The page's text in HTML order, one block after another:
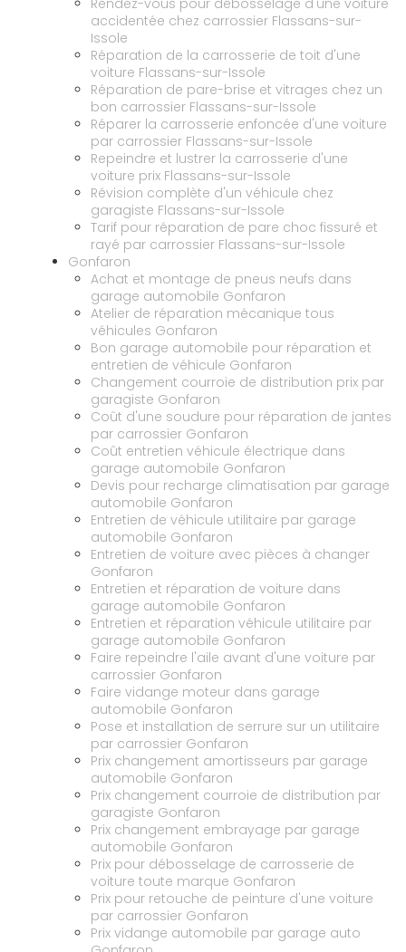
Rendez-vous pour débosselage d'une voiture
accidentée chez carrossier Flassans-sur-
Issole
Réparation de la carrosserie de toit d'une
voiture Flassans-sur-Issole
Réparation de pare-brise et vitrages chez un
bon carrossier Flassans-sur-Issole
Réparer la carrosserie enfoncée d'une voiture
par carrossier Flassans-sur-Issole
Repeindre et lustrer la carrosserie d'une
voiture prix Flassans-sur-Issole
Révision complète d'un véhicule chez
garagiste Flassans-sur-Issole
Tarif pour réparation de pare choc fissuré et
rayé par carrossier Flassans-sur-Issole
Gonfaron
Achat et montage de pneus neufs dans
garage automobile Gonfaron
Atelier de réparation mécanique tous
véhicules Gonfaron
Bon garage automobile pour réparation et
entretien de véhicule Gonfaron
Changement courroie de distribution prix par
garagiste Gonfaron
Coût d'une soudure pour réparation de jantes
par carrossier Gonfaron
Coût entretien véhicule électrique dans
garage automobile Gonfaron
Devis pour recharge climatisation par garage
automobile Gonfaron
Entretien de véhicule utilitaire par garage
automobile Gonfaron
Entretien de voiture avec pièces à changer
Gonfaron
Entretien et réparation de voiture dans
garage automobile Gonfaron
Entretien et réparation véhicule utilitaire par
garage automobile Gonfaron
Faire repeindre l'aile avant d'une voiture par
carrossier Gonfaron
Faire vidange moteur dans garage
automobile Gonfaron
Pose et installation de serrure sur un utilitaire
par carrossier Gonfaron
Prix changement amortisseurs par garage
automobile Gonfaron
Prix changement courroie de distribution par
garagiste Gonfaron
Prix changement embrayage par garage
automobile Gonfaron
Prix pour débosselage de carrosserie de
voiture toute marque Gonfaron
Prix pour retouche de peinture d'une voiture
par carrossier Gonfaron
Prix vidange automobile par garage auto